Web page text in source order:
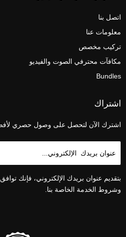
اتصل بنا
معلومات عنا
تركيب مخصص
مكافآت محترفي الصوت والفيديو
Bundles
اشتراك
اشترك الآن لتحصل على وصول حصري
بتقديم عنوان بريدك الإلكتروني، فإنك
وشروط الخدمة الخاصة بنا.